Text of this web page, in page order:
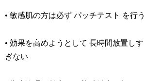
• 敏感肌の方は必ず パッチテスト を行う
• 効果を高めようとして 長時間放置しす
ぎない